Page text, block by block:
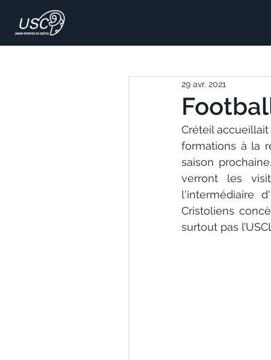
29 avr. 2021
Créteil
formations à la
saison
verront les
l'intermédiaire
Cristoliens
surtout pas